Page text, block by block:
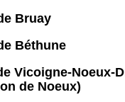
Bruay
Béthune
Vicoigne-Noeux-
de Noeux)